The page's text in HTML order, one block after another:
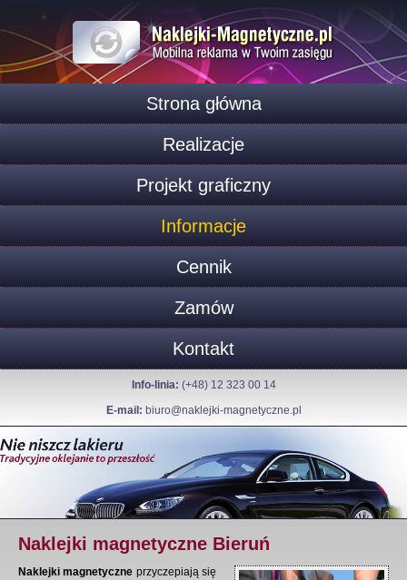
Strona główna
Realizacje
Projekt graficzny
Informacje
Cennik
Zamów
Kontakt
Info-linia: (+48) 12 323 00 14
E-mail: biuro@naklejki-magnetyczne.pl
Naklejki magnetyczne Bieruń
Naklejki magnetyczne przyczepiają się